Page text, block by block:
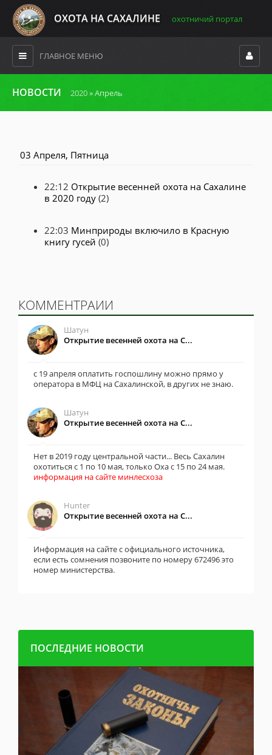
ОХОТА НА САХАЛИНЕ охотничий портал
ГЛАВНОЕ МЕНЮ
НОВОСТИ 2020»Апрель
03 Апреля, Пятница
22:12 Открытие весенней охота на Сахалине
в 2020 году (2)
22:03 Минприроды включило в Красную
книгу гусей (0)
КОММЕНТРАИИ
Шатун
Открытие весенней охота на С...
с 19 апреля оплатить госпошлину можно прямо у
оператора в МФЦ на Сахалинской, в других не знаю.
Шатун
Открытие весенней охота на С...
Нет в 2019 году центральной части... Весь Сахалин
охотиться с 1 по 10 мая, только Оха с 15 по 24 мая.
информация на сайте минлесхоза
Hunter
Открытие весенней охота на С...
Информация на сайте с официального источника,
если есть сомнения позвоните по номеру 672496 это
номер министерства.
ПОСЛЕДНИЕ НОВОСТИ